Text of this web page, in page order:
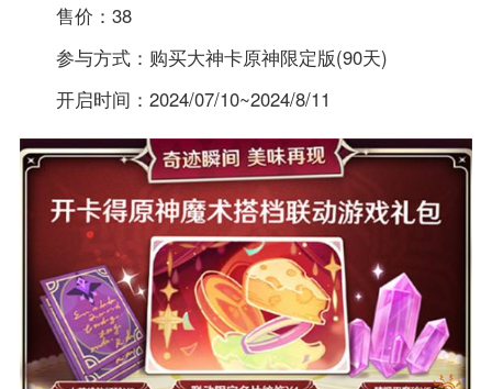
售价：38
参与方式：购买大神卡原神限定版(90天)
开启时间：2024/07/10~2024/8/11